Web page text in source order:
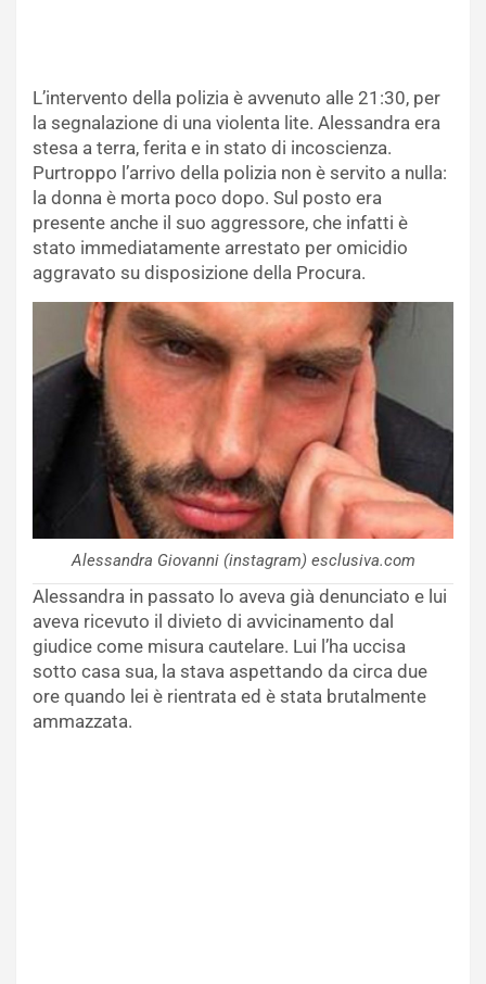
L’intervento della polizia è avvenuto alle 21:30, per
la segnalazione di una violenta lite. Alessandra era
stesa a terra, ferita e in stato di incoscienza.
Purtroppo l’arrivo della polizia non è servito a nulla:
la donna è morta poco dopo. Sul posto era
presente anche il suo aggressore, che infatti è
stato immediatamente arrestato per omicidio
aggravato su disposizione della Procura.
Alessandra Giovanni (instagram) esclusiva.com
Alessandra in passato lo aveva già denunciato e lui
aveva ricevuto il divieto di avvicinamento dal
giudice come misura cautelare. Lui l’ha uccisa
sotto casa sua, la stava aspettando da circa due
ore quando lei è rientrata ed è stata brutalmente
ammazzata.